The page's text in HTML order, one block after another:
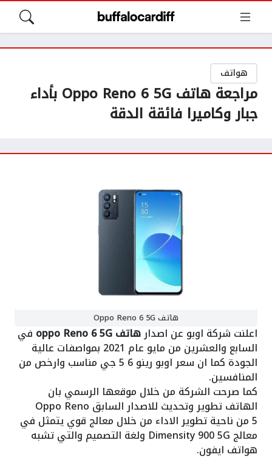
هواتف
مراجعة هاتف Oppo Reno 6 5G بأداء
جبار وكاميرا فائقة الدقة
هاتف Oppo Reno 6 5G
اعلنت شركة اوبو عن اصدارهاتف oppo Reno 6 5G في
السابع والعشرين من مايو عام 2021 بمواصفات عالية
الجودة كما ان سعر اوبو رينو 6 5 جي مناسب وارخص من
المنافسين.
كما صرحت الشركة من خلال موقعها الرسمي بان
الهاتف تطوير وتحديث للاصدار السابق Oppo Reno
5 من ناحية تطوير الاداء من خلال معالج قوي يتمثل في
معالج Dimensity 900 5G ولغة التصميم والتي تشبه
هواتف ايفون.